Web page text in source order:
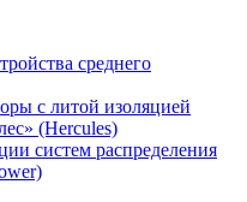
среднего
с литой изоляцией
(Hercules)
систем распределения